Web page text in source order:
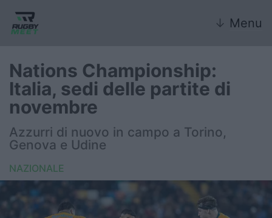
↓ Menu
Nazionale
Nazionali giovanili
FIR
Internazionale
Nations Championship:
Italia, sedi delle partite di
novembre
Azzurri di nuovo in campo a Torino,
Genova e Udine
NAZIONALE